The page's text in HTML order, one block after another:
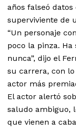
años falseó
superviviente de
“Un personaje
poco la pinza.
nunca”, dijo el
su carrera, con
actor más
El actor alertó
saludo ambiguo,
que vienen a